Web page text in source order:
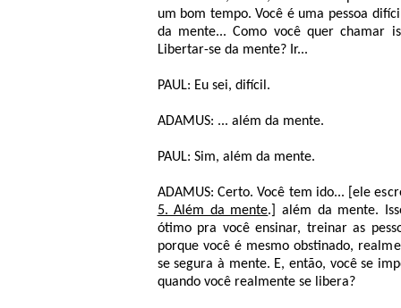
um bom tempo. Você é uma pessoa
da mente... Como você quer chamar
Libertar-se da mente? Ir...
PAUL: Eu sei, difícil.
ADAMUS: ... além da mente.
PAUL: Sim, além da mente.
ADAMUS: Certo. Você tem ido... [ele
5. Além da mente.] além da mente.
ótimo pra você ensinar, treinar as
porque você é mesmo obstinado,
se segura à mente. E, então, você se
quando você realmente se libera?